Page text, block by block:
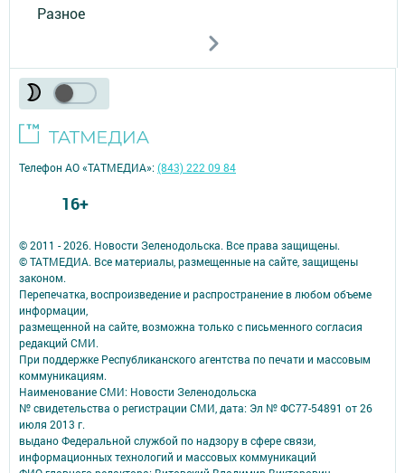
Разное
© 2011 - 2026. Новости Зеленодольска. Все права защищены.
© ТАТМЕДИА. Все материалы, размещенные на сайте, защищены
законом.
Перепечатка, воспроизведение и распространение в любом объеме
информации,
размещенной на сайте, возможна только с письменного согласия
редакций СМИ.
При поддержке Республиканского агентства по печати и массовым
коммуникациям.
Наименование СМИ: Новости Зеленодольска
№ свидетельства о регистрации СМИ, дата: Эл № ФС77-54891 от 26
июля 2013 г.
выдано Федеральной службой по надзору в сфере связи,
информационных технологий и массовых коммуникаций
Телефон АО «ТАТМЕДИА»:(843) 222 09 84
16+